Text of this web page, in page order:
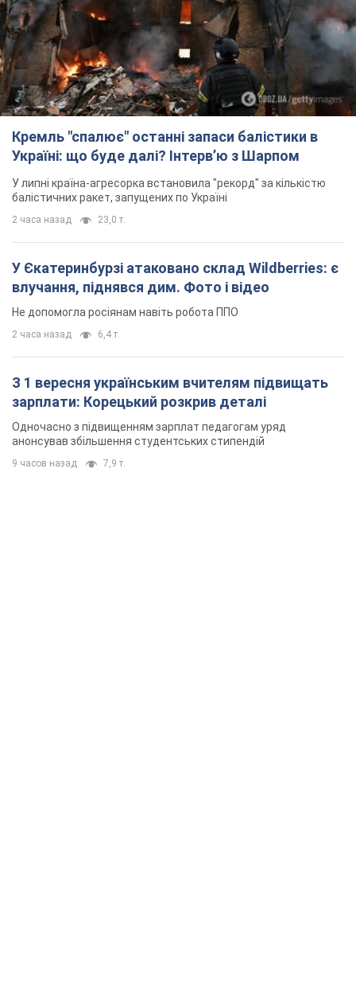
Кремль "спалює" останні запаси балістики в
Україні: що буде далі? Інтерв’ю з Шарпом
У липні країна-агресорка встановила "рекорд" за кількістю
балістичних ракет, запущених по Україні
2 часа назад 23,0 т.
У Єкатеринбурзі атаковано склад Wildberries: є
влучання, піднявся дим. Фото і відео
Не допомогла росіянам навіть робота ППО
2 часа назад 6,4 т.
З 1 вересня українським вчителям підвищать
зарплати: Корецький розкрив деталі
Одночасно з підвищенням зарплат педагогам уряд
анонсував збільшення студентських стипендій
9 часов назад 7,9 т.